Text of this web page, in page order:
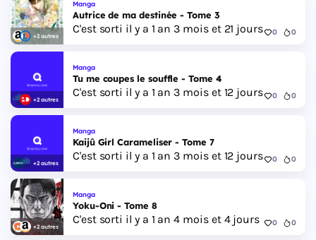
+2 autres
Manga
Autrice de ma destinée - Tome 3
C'est sorti il y a 1 an 3 mois et 21 jours 0 0
+2 autres
Manga
Tu me coupes le souffle - Tome 4
C'est sorti il y a 1 an 3 mois et 12 jours 0 0
+2 autres
Manga
Kaijû Girl Carameliser - Tome 7
C'est sorti il y a 1 an 3 mois et 12 jours 0 0
+2 autres
Manga
Yoku-Oni - Tome 8
C'est sorti il y a 1 an 4 mois et 4 jours 0 0